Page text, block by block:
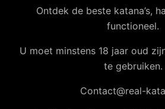
Ontdek de beste katana’s,
functioneel.
U moet minstens 18 jaar oud
te gebruiken.
Contact@real-